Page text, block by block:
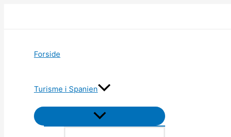
Forside
Turisme i Spanien
Menu
Toggle